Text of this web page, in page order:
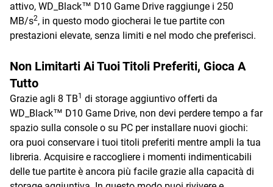
attivo, WD_Black™ D10 Game Drive raggiunge i 250
MB/s2, in questo modo giocherai le tue partite con
prestazioni elevate, senza limiti e nel modo che preferisci.
Non Limitarti Ai Tuoi Titoli Preferiti, Gioca A
Tutto
Grazie agli 8 TB1 di storage aggiuntivo offerti da
WD_Black™ D10 Game Drive, non devi perdere tempo a far
spazio sulla console o su PC per installare nuovi giochi:
ora puoi conservare i tuoi titoli preferiti mentre ampli la tua
libreria. Acquisire e raccogliere i momenti indimenticabili
delle tue partite è ancora più facile grazie alla capacità di